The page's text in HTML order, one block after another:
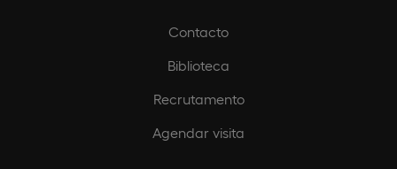
Contacto
Biblioteca
Recrutamento
Agendar visita